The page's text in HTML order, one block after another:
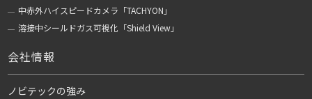
中赤外ハイスピードカメラ「TACHYON」
溶接中シールドガス可視化「Shield View」
会社情報
ノビテックの強み